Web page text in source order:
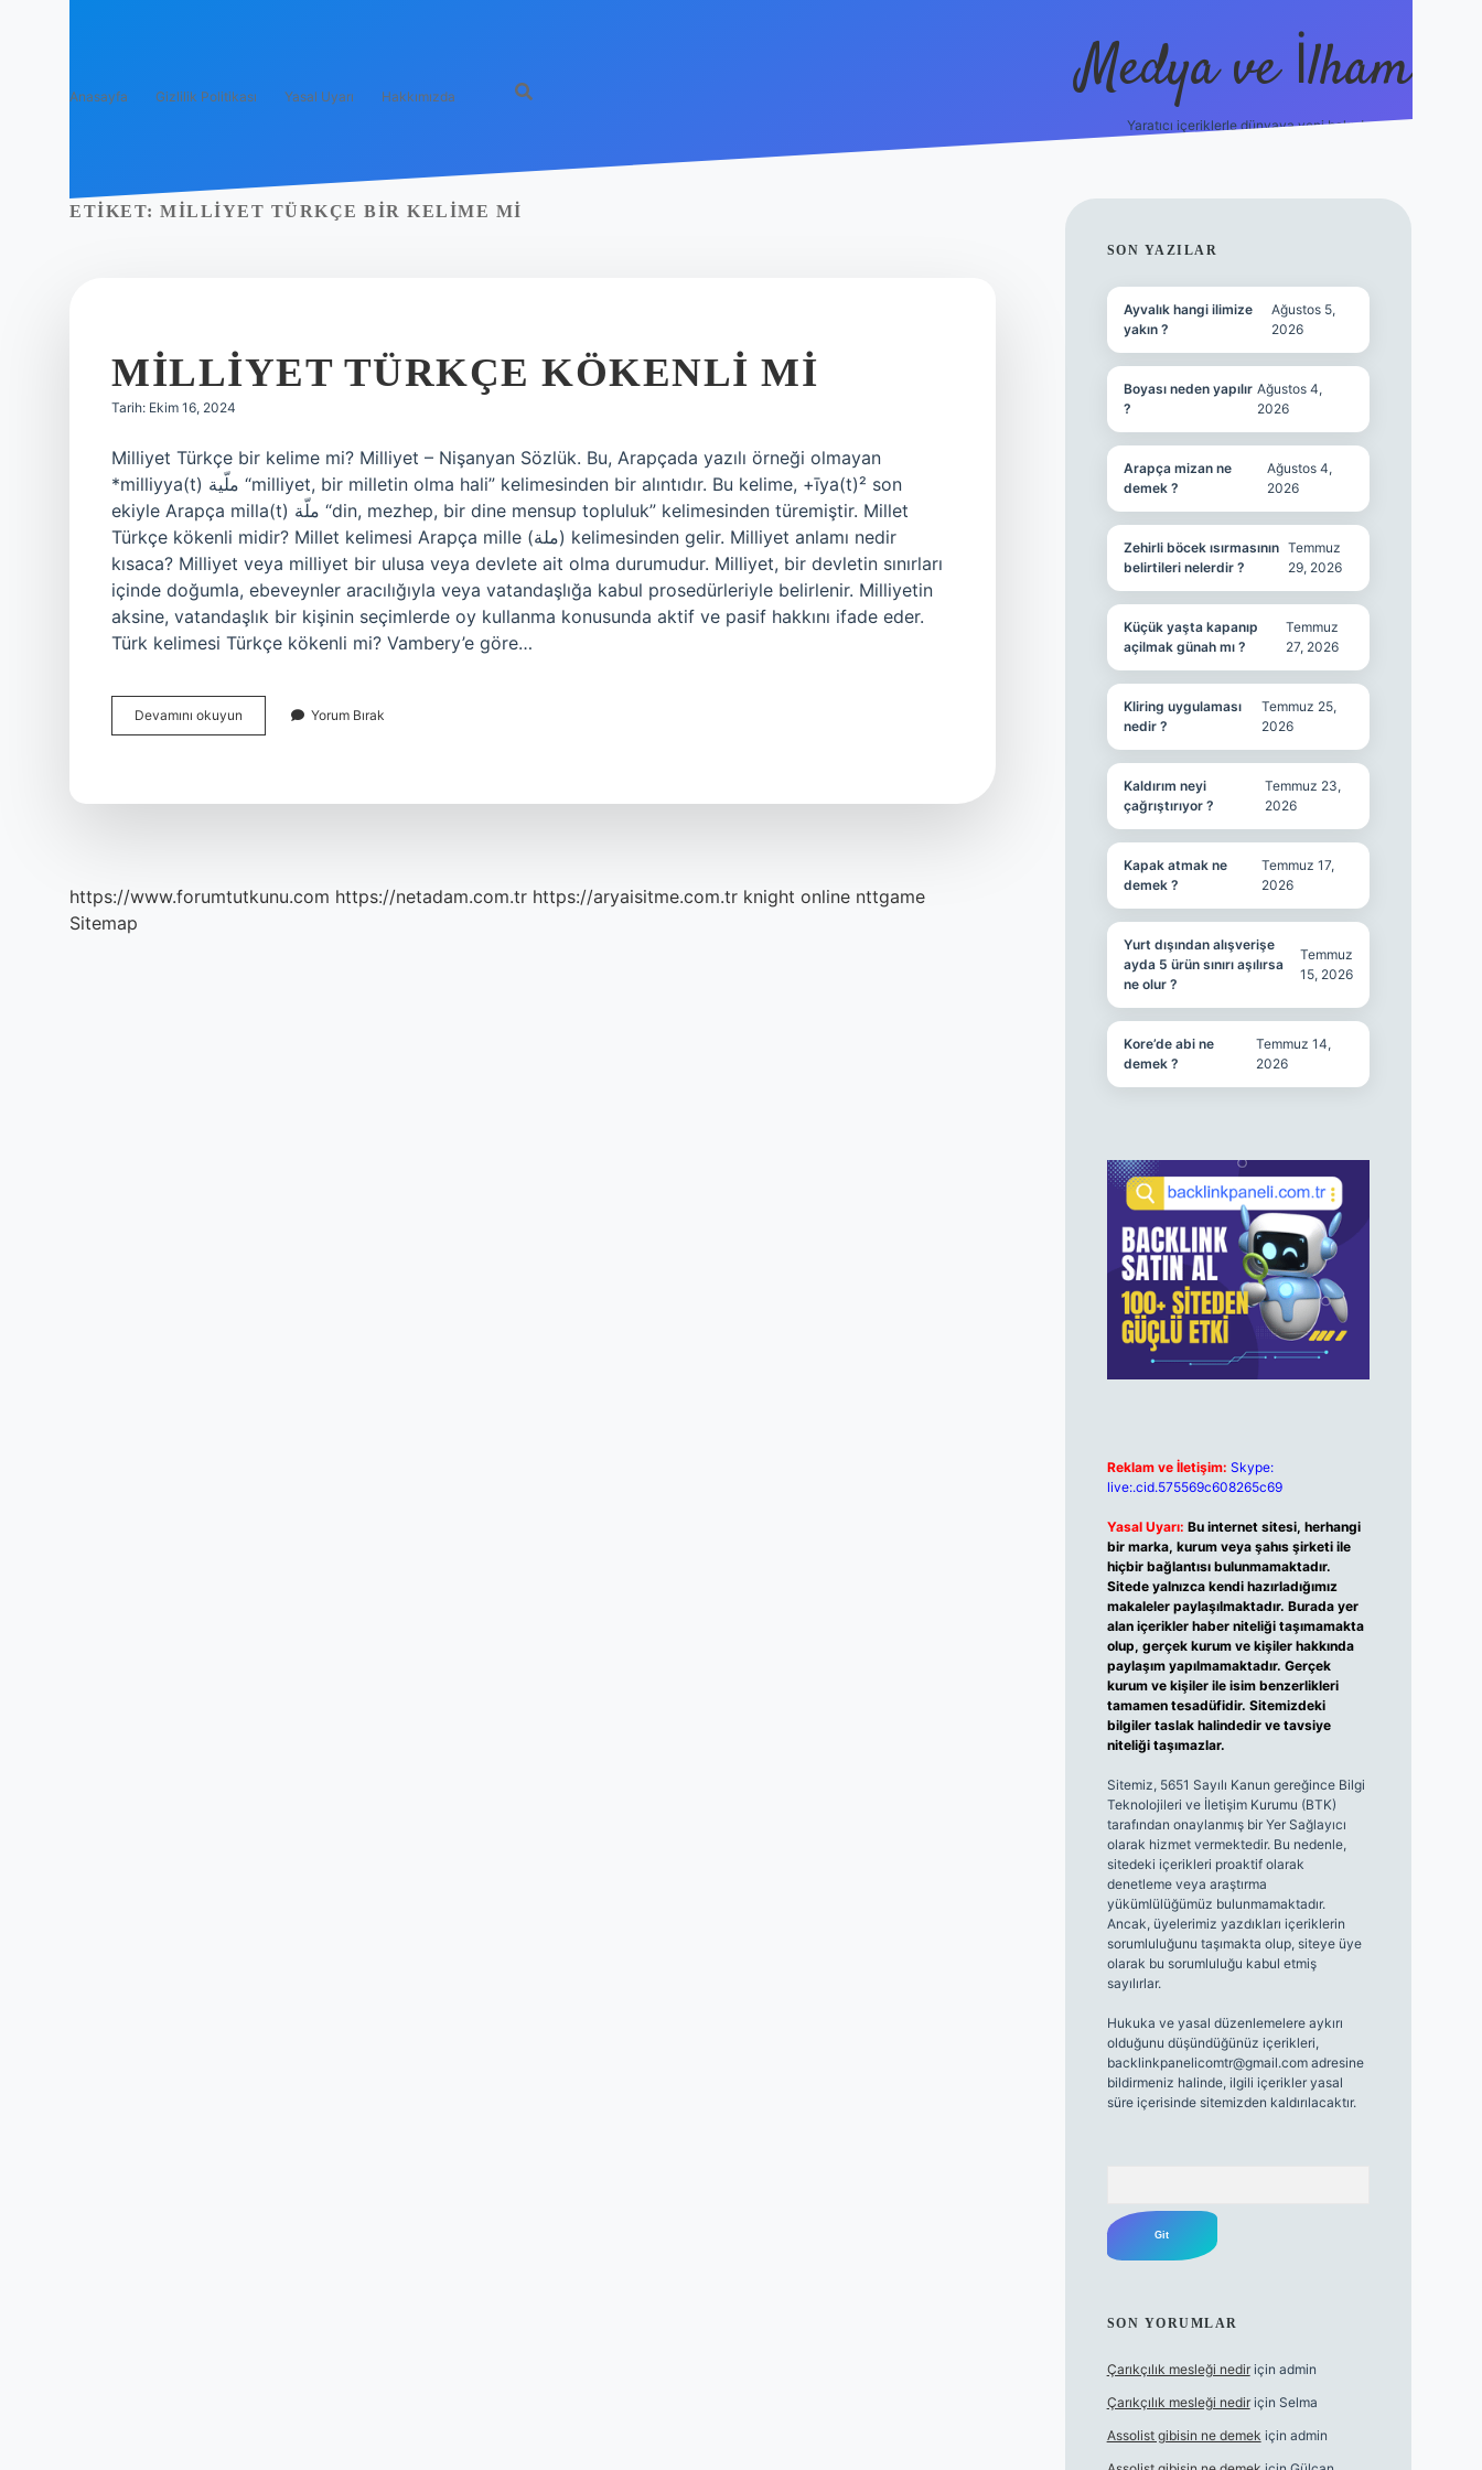
Anasayfa Gizlilik Politikası Yasal Uyarı Hakkımızda Medya ve İlham
Yaratıcı içeriklerle dünyaya yeni bakış!
ETIKET: MILLIYET TÜRKÇE BIR KELIME MI
MILLIYET TÜRKÇE KÖKENLI MI
Tarih: Ekim 16, 2024
Milliyet Türkçe bir kelime mi? Milliyet – Nişanyan Sözlük. Bu, Arapçada yazılı örneği olmayan
*milliyya(t) ملّية “milliyet, bir milletin olma hali” kelimesinden bir alıntıdır. Bu kelime, +īya(t)² son
ekiyle Arapça milla(t) ملّة “din, mezhep, bir dine mensup topluluk” kelimesinden türemiştir. Millet
Türkçe kökenli midir? Millet kelimesi Arapça mille (ملة) kelimesinden gelir. Milliyet anlamı nedir
kısaca? Milliyet veya milliyet bir ulusa veya devlete ait olma durumudur. Milliyet, bir devletin sınırları
içinde doğumla, ebeveynler aracılığıyla veya vatandaşlığa kabul prosedürleriyle belirlenir. Milliyetin
aksine, vatandaşlık bir kişinin seçimlerde oy kullanma konusunda aktif ve pasif hakkını ifade eder.
Türk kelimesi Türkçe kökenli mi? Vambery’e göre…
Devamını okuyun
Türkçe
Yorum Bırak
https://www.forumtutkunu.com https://netadam.com.tr https://aryaisitme.com.tr knight online nttgame
Sitemap
SIDEBAR
SON YAZILAR
Ayvalık hangi ilimize
yakın ?
Ağustos 5,
2026
Boyası neden yapılır
?
Ağustos 4,
2026
Arapça mizan ne
demek ?
Ağustos 4,
2026
Zehirli böcek ısırmasının
belirtileri nelerdir ?
Temmuz
29, 2026
Küçük yaşta kapanıp
açilmak günah mı ?
Temmuz
27, 2026
Kliring uygulaması
nedir ?
Temmuz 25,
2026
Kaldırım neyi
çağrıştırıyor ?
Temmuz 23,
2026
Kapak atmak ne
demek ?
Temmuz 17,
2026
Yurt dışından alışverişe
ayda 5 ürün sınırı aşılırsa
ne olur ?
Temmuz
15, 2026
Kore’de abi ne
demek ?
Temmuz 14,
2026
Reklam ve İletişim: Skype:
live:.cid.575569c608265c69
Yasal Uyarı: Bu internet sitesi, herhangi
bir marka, kurum veya şahıs şirketi ile
hiçbir bağlantısı bulunmamaktadır.
Sitede yalnızca kendi hazırladığımız
makaleler paylaşılmaktadır. Burada yer
alan içerikler haber niteliği taşımamakta
olup, gerçek kurum ve kişiler hakkında
paylaşım yapılmamaktadır. Gerçek
kurum ve kişiler ile isim benzerlikleri
tamamen tesadüfidir. Sitemizdeki
bilgiler taslak halindedir ve tavsiye
niteliği taşımazlar.
Sitemiz, 5651 Sayılı Kanun gereğince Bilgi
Teknolojileri ve İletişim Kurumu (BTK)
tarafından onaylanmış bir Yer Sağlayıcı
olarak hizmet vermektedir. Bu nedenle,
sitedeki içerikleri proaktif olarak
denetleme veya araştırma
yükümlülüğümüz bulunmamaktadır.
Ancak, üyelerimiz yazdıkları içeriklerin
sorumluluğunu taşımakta olup, siteye üye
olarak bu sorumluluğu kabul etmiş
sayılırlar.
Hukuka ve yasal düzenlemelere aykırı
olduğunu düşündüğünüz içerikleri,
backlinkpanelicomtr@gmail.comadresine
bildirmeniz halinde, ilgili içerikler yasal
süre içerisinde sitemizden kaldırılacaktır.
SON YORUMLAR
Çarıkçılık mesleği nediriçin admin
Çarıkçılık mesleği nediriçin Selma
Assolist gibisin ne demek için admin
https://ilbet.online/ grandoperabet giriş